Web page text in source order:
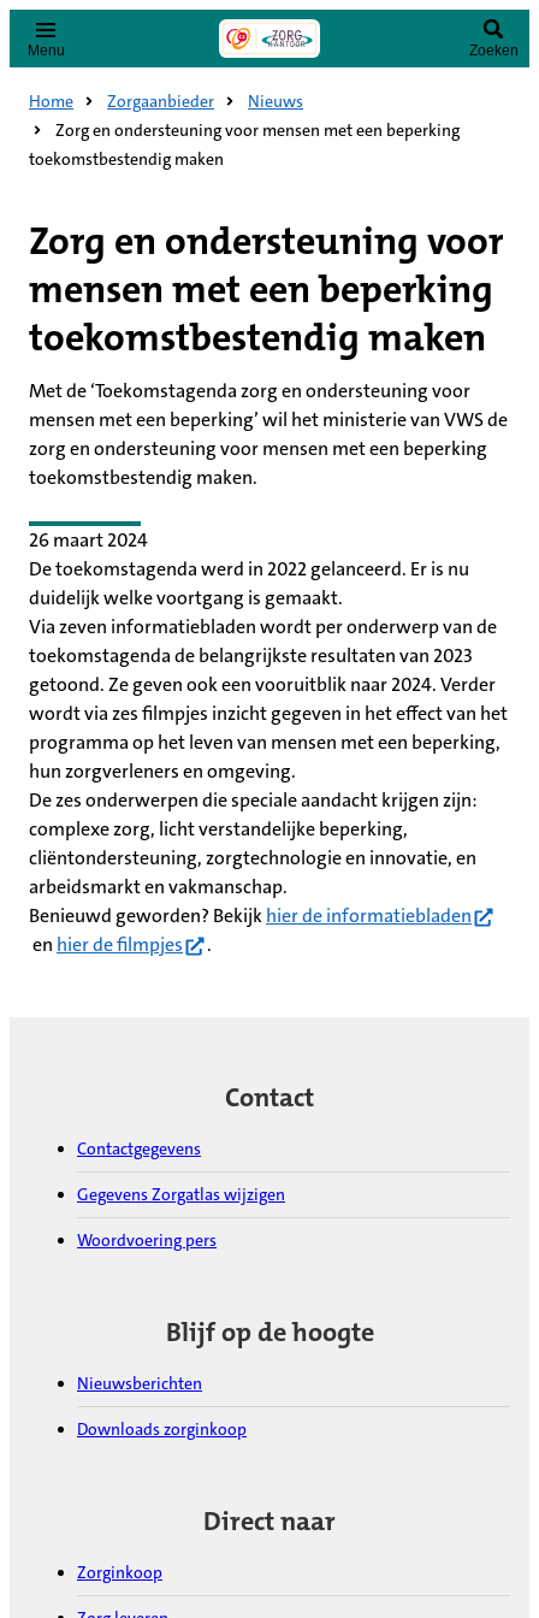
Menu Zoeken
Home Zorgaanbieder
Nieuws
Zorg en ondersteuning voor mensen met een beperking
toekomstbestendig maken
Zorg en ondersteuning voor
mensen met een beperking
toekomstbestendig maken
Met de ‘Toekomstagenda zorg en ondersteuning voor
mensen met een beperking’ wil het ministerie van VWS de
zorg en ondersteuning voor mensen met een beperking
toekomstbestendig maken.
26 maart 2024
De toekomstagenda werd in 2022 gelanceerd. Er is nu
duidelijk welke voortgang is gemaakt.
Via zeven informatiebladen wordt per onderwerp van de
toekomstagenda de belangrijkste resultaten van 2023
getoond. Ze geven ook een vooruitblik naar 2024. Verder
wordt via zes filmpjes inzicht gegeven in het effect van het
programma op het leven van mensen met een beperking,
hun zorgverleners en omgeving.
De zes onderwerpen die speciale aandacht krijgen zijn:
complexe zorg, licht verstandelijke beperking,
cliëntondersteuning, zorgtechnologie en innovatie, en
arbeidsmarkt en vakmanschap.
Benieuwd geworden? Bekijkhier de informatiebladen(opent
en hier de filmpjes(opent in nieuw tabblad)
.
Contact
Contactgegevens
Gegevens Zorgatlas wijzigen
Woordvoering pers
Blijf op de hoogte
Nieuwsberichten
Downloads zorginkoop
Direct naar
Zorginkoop